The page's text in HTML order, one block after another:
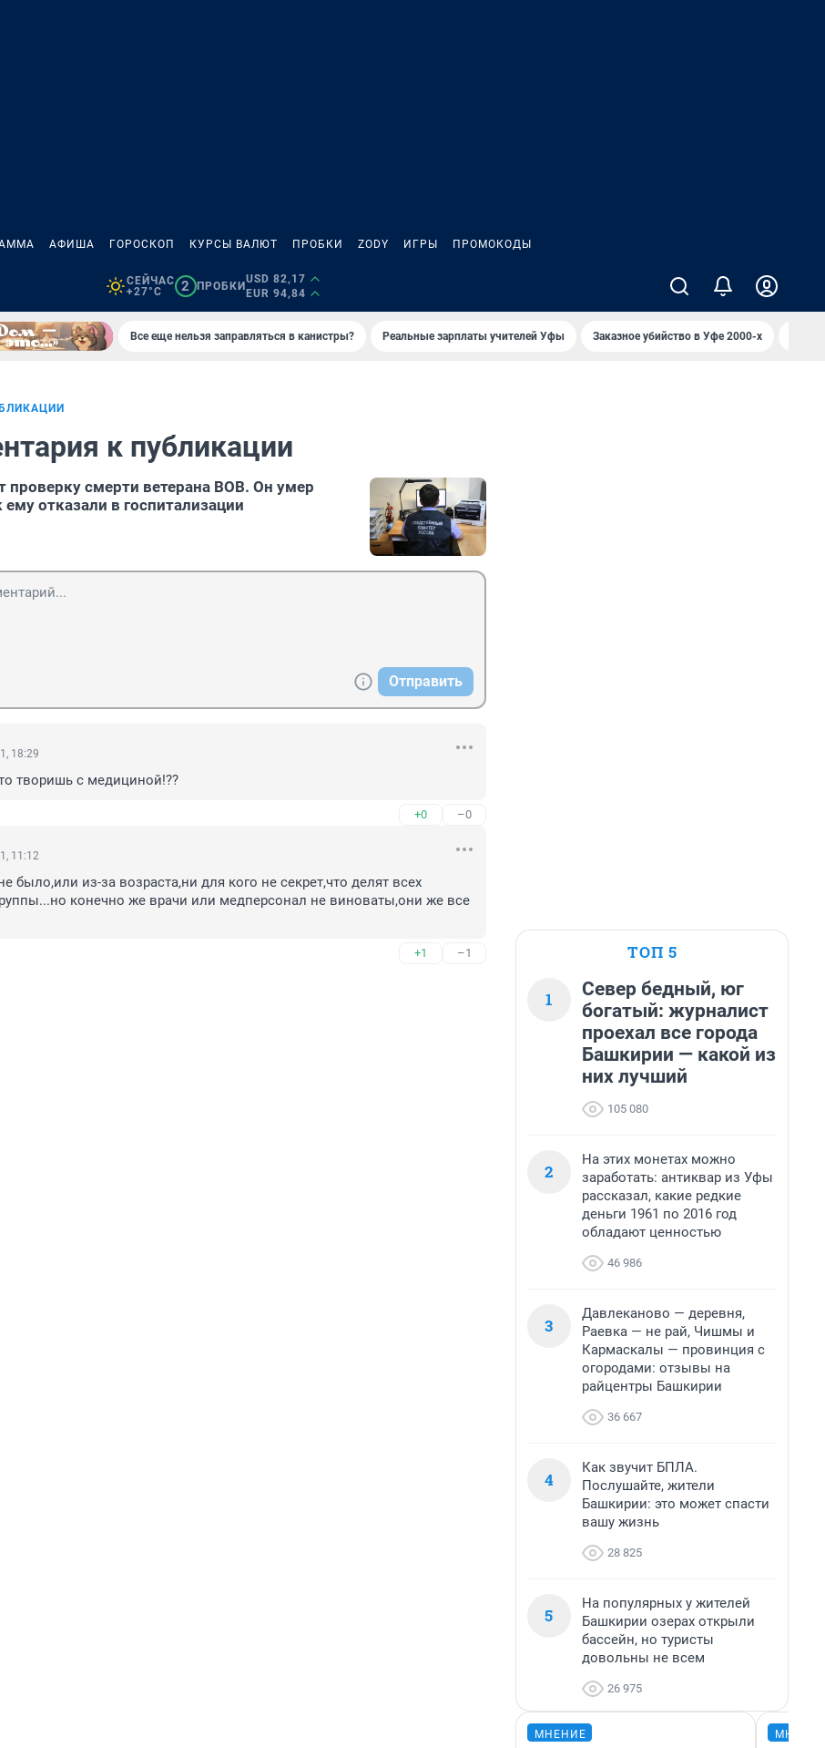
АФИША ГОРОСКОП КУРСЫ ВАЛЮТ ПРОБКИ ZODY ИГРЫ ПРОМОКОДЫ
СЕЙЧАС
+27°C
2 ПРОБКИ
USD 82,17
EUR 94,84
Все еще нельзя заправляться в канистры? Реальные зарплаты учителей Уфы Заказное убийство в Уфе 2000-х
к публикации
проверку смерти ветерана ВОВ. Он умер
ему отказали в госпитализации
Отправить
18:29
творишь с медициной!??
+0 –0
11:12
было,или из-за возраста,ни для кого не секрет,что делят всех
конечно же врачи или медперсонал не виноваты,они же все
+1 –1 ТОП 5
1
Север бедный, юг
богатый: журналист
проехал все города
Башкирии — какой из
них лучший
105 080
2
На этих монетах можно
заработать: антиквар из Уфы
рассказал, какие редкие
деньги 1961 по 2016 год
обладают ценностью
46 986
3
Давлеканово — деревня,
Раевка — не рай, Чишмы и
Кармаскалы — провинция с
огородами: отзывы на
райцентры Башкирии
36 667
4
Как звучит БПЛА.
Послушайте, жители
Башкирии: это может спасти
вашу жизнь
28 825
5
На популярных у жителей
Башкирии озерах открыли
бассейн, но туристы
довольны не всем
26 975
МНЕНИЕ